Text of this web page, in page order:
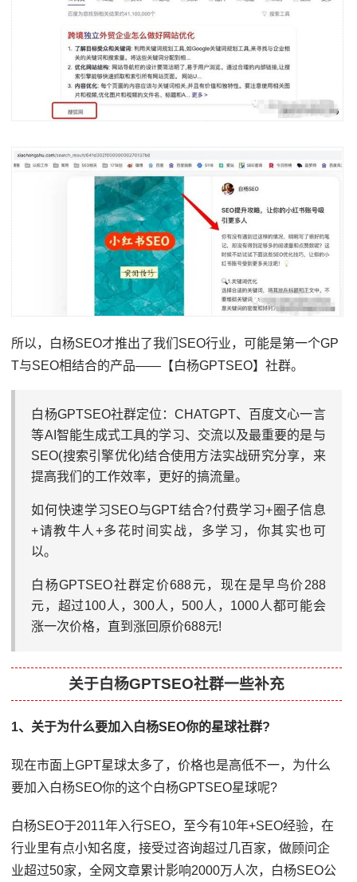
所以，白杨SEO才推出了我们SEO行业，可能是第一个GP
T与SEO相结合的产品——【白杨GPTSEO】社群。
白杨GPTSEO社群定位：CHATGPT、百度文心一言
等AI智能生成式工具的学习、交流以及最重要的是与
SEO(搜索引擎优化)结合使用方法实战研究分享，来
提高我们的工作效率，更好的搞流量。
如何快速学习SEO与GPT结合?付费学习+圈子信息
+请教牛人+多花时间实战，多学习，你其实也可
以。
白杨GPTSEO社群定价688元，现在是早鸟价288
元，超过100人，300人，500人，1000人都可能会
涨一次价格，直到涨回原价688元!
关于白杨GPTSEO社群一些补充
1、关于为什么要加入白杨SEO你的星球社群?
现在市面上GPT星球太多了，价格也是高低不一，为什么
要加入白杨SEO你的这个白杨GPTSEO星球呢?
白杨SEO于2011年入行SEO，至今有10年+SEO经验，在
行业里有点小知名度，接受过咨询超过几百家，做顾问企
业超过50家，全网文章累计影响2000万人次，白杨SEO公